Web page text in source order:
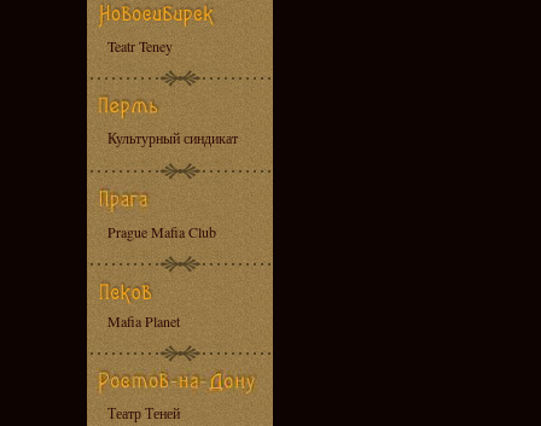
Teatr Teney
Культурный синдикат
Prague Mafia Club
Mafia Planet
Театр Теней